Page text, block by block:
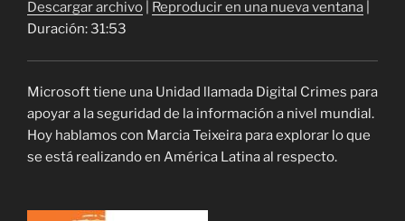
Descargar archivo Reproducir en una nueva ventana
Duración: 31:53
Microsoft tiene una Unidad llamada Digital Crimes para
apoyar a la seguridad de la información a nivel mundial.
Hoy hablamos con Marcia Teixeira para explorar lo que
se está realizando en América Latina al respecto.